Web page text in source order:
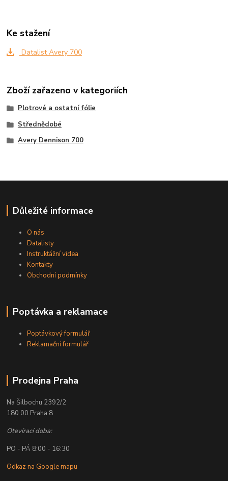
Ke stažení
Datalist Avery 700
Zboží zařazeno v kategoriích
Plotrové a ostatní fólie
Střednědobé
Avery Dennison 700
Důležité informace
O nás
Datalisty
Instruktážní videa
Kontakty
Obchodní podmínky
Poptávka a reklamace
Poptávkový formulář
Reklamační formulář
Prodejna Praha
Na Šilbochu 2392/2
180 00 Praha 8
Otevírací doba:
PO - PÁ 8:00 - 16:30
Odkaz na Google mapu